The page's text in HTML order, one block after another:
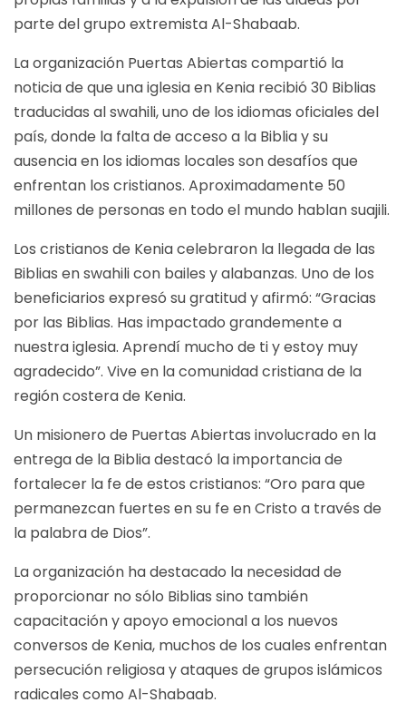
parte del grupo extremista Al-Shabaab.
La organización Puertas Abiertas compartió la
noticia de que una iglesia en Kenia recibió 30 Biblias
traducidas al swahili, uno de los idiomas oficiales del
país, donde la falta de acceso a la Biblia y su
ausencia en los idiomas locales son desafíos que
enfrentan los cristianos. Aproximadamente 50
millones de personas en todo el mundo hablan suajili.
Los cristianos de Kenia celebraron la llegada de las
Biblias en swahili con bailes y alabanzas. Uno de los
beneficiarios expresó su gratitud y afirmó: “Gracias
por las Biblias. Has impactado grandemente a
nuestra iglesia. Aprendí mucho de ti y estoy muy
agradecido”. Vive en la comunidad cristiana de la
región costera de Kenia.
Un misionero de Puertas Abiertas involucrado en la
entrega de la Biblia destacó la importancia de
fortalecer la fe de estos cristianos: “Oro para que
permanezcan fuertes en su fe en Cristo a través de
la palabra de Dios”.
La organización ha destacado la necesidad de
proporcionar no sólo Biblias sino también
capacitación y apoyo emocional a los nuevos
conversos de Kenia, muchos de los cuales enfrentan
persecución religiosa y ataques de grupos islámicos
radicales como Al-Shabaab.